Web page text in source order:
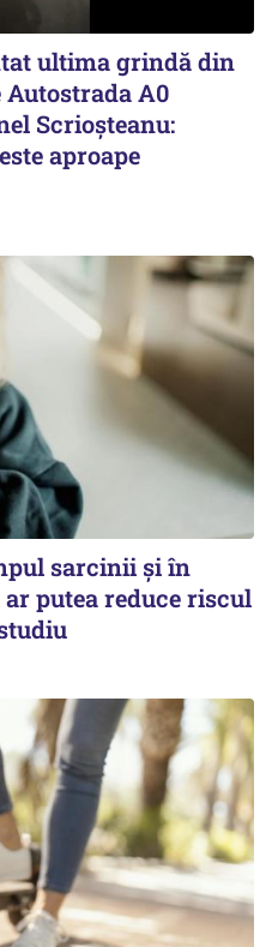
ultima grindă din
Autostrada A0
Scrioșteanu:
aproape
sarcinii și în
putea reduce riscul